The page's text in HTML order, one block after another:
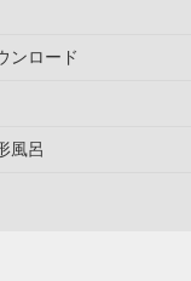
ンロード
風呂